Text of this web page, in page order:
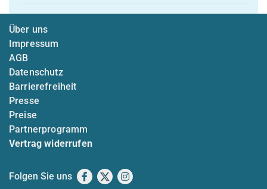
Über uns
Impressum
AGB
Datenschutz
Barrierefreiheit
Presse
Preise
Partnerprogramm
Vertrag widerrufen
Folgen Sie uns Facebook
X Instagram